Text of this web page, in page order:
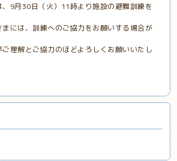
9月30日（火）11時より施設の避難訓練を
には、訓練へのご協力をお願いする場合が
理解とご協力のほどよろしくお願いいたし